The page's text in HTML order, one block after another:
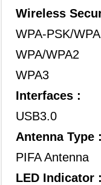
Wireless
WPA-PSK/
WPA/WPA2
WPA3
Interfaces :
USB3.0
Antenna Type
PIFA Antenna
LED Indicator